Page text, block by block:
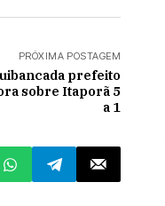
PRÓXIMA POSTAGEM
prefeito
sobre Itaporã 5
a 1